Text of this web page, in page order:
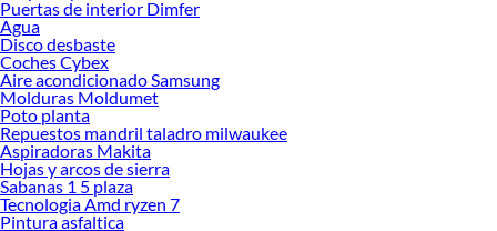
Herramientas, materiales y accesorios de calidad para tus proyectos y
renovación de espacios. ¡Visítanos y descubre todo lo que tenemos para
ofrecerte!
Encuentra una amplia variedad de productos de Basureros y Papeleros en
Sodimac. Encuentra todo lo necesario para tus proyectos de renovación y
decoración. ¡Visítanos y haz tus ideas realidad!
Puertas de interior Dimfer
Agua
Disco desbaste
Coches Cybex
Aire acondicionado Samsung
Molduras Moldumet
Poto planta
Repuestos mandril taladro milwaukee
Aspiradoras Makita
Hojas y arcos de sierra
Sabanas 1 5 plaza
Tecnologia Amd ryzen 7
Pintura asfaltica